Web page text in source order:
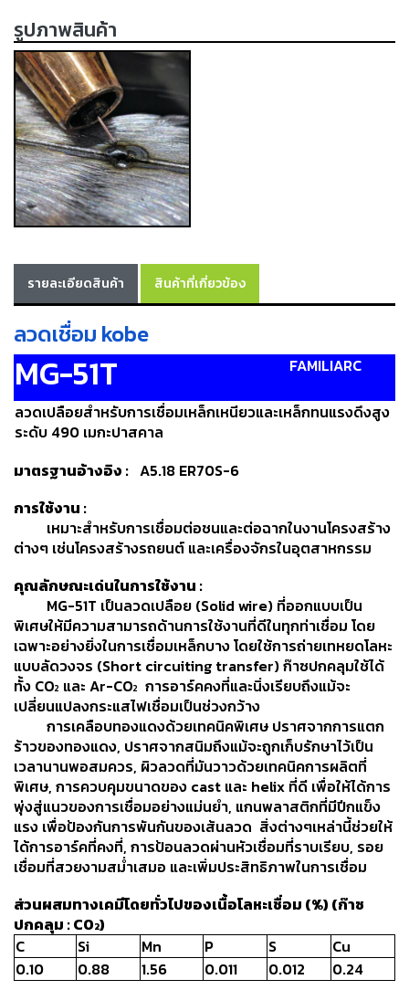
เครื่อง
ตัด
พลา
สม่า
เครื่อง
เชื่อม
วัสดุ
อุปกรณ์
เคมีภัณฑ์
สำหรับ
งาน
เครื่อง
ช่าง
กลุ่ม
ลวด
เชื่อม
เหล็ก
-
เชื่อม
ไฟฟ้า
(MMA)
-
เชื่อม
อาร์กอน
(TIG)
เชื่อม
ซี
โอทู
(MIG)
-
เชื่อม
ฟ
ลัก
ซ์
คอ
ลล์
(FCW)
รูปภาพสินค้า
รายละเอียดสินค้า สินค้าที่เกี่ยวข้อง
ลวดเชื่อม kobe
MG-51T FAMILIARC
ลวดเปลือยสำหรับการเชื่อมเหล็กเหนียวและเหล็กทนแรงดึงสูง
ระดับ 490 เมกะปาสคาล
มาตรฐานอ้างอิง : A5.18 ER70S-6
การใช้งาน :
เหมาะสำหรับการเชื่อมต่อชนและต่อฉากในงานโครงสร้าง
ต่างๆ เช่นโครงสร้างรถยนต์ และเครื่องจักรในอุตสาหกรรม
คุณลักษณะเด่นในการใช้งาน :
MG-51T เป็นลวดเปลือย (Solid wire) ที่ออกแบบเป็น
พิเศษให้มีความสามารถด้านการใช้งานที่ดีในทุกท่าเชื่อม โดย
เฉพาะอย่างยิ่งในการเชื่อมเหล็กบาง โดยใช้การถ่ายเทหยดโลหะ
แบบลัดวงจร (Short circuiting transfer) ก๊าซปกคลุมใช้ได้
ทั้ง CO2 และ Ar-CO2 การอาร์คคงที่และนิ่งเรียบถึงแม้จะ
เปลี่ยนแปลงกระแสไฟเชื่อมเป็นช่วงกว้าง
การเคลือบทองแดงด้วยเทคนิคพิเศษ ปราศจากการแตก
ร้าวของทองแดง, ปราศจากสนิมถึงแม้จะถูกเก็บรักษาไว้เป็น
เวลานานพอสมควร, ผิวลวดที่มันวาวด้วยเทคนิคการผลิตที่
พิเศษ, การควบคุมขนาดของ cast และ helix ที่ดี เพื่อให้ได้การ
พุ่งสู่แนวของการเชื่อมอย่างแม่นยำ, แกนพลาสติกที่มีปีกแข็ง
แรง เพื่อป้องกันการพันกันของเส้นลวด สิ่งต่างๆเหล่านี้ช่วยให้
ได้การอาร์คที่คงที่, การป้อนลวดผ่านหัวเชื่อมที่ราบเรียบ, รอย
เชื่อมที่สวยงามสม่ำเสมอ และเพิ่มประสิทธิภาพในการเชื่อม
ส่วนผสมทางเคมีโดยทั่วไปของเนื้อโลหะเชื่อม (%) (ก๊าซ
ปกคลุม : CO2)
C
Si Mn P S
Cu
0.10
0.88 1.56 0.011 0.012
0.24